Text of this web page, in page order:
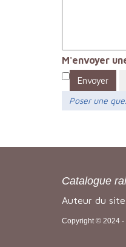
M'envoyer
Envoyer
Poser une
Catalogue
Auteur du
Copyright © 2024 -